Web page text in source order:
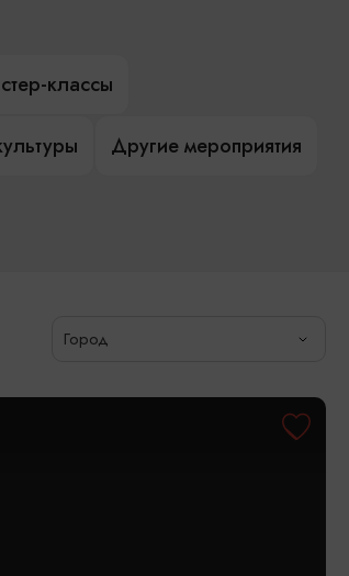
классы
Другие мероприятия
Город